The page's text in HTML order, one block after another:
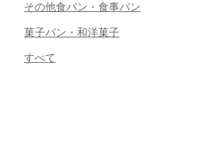
その他食パン・食事パン
菓子パン・和洋菓子
すべて